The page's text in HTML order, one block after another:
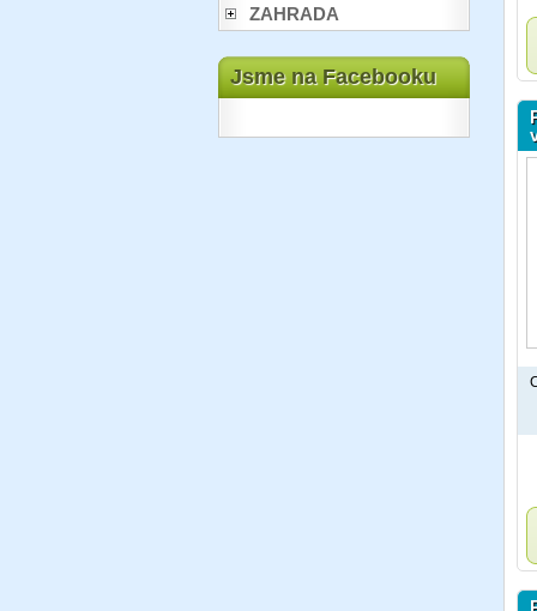
ZAHRADA
Jsme na Facebooku